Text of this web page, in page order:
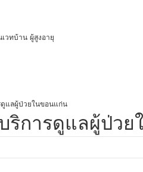
เวทบ้าน ผู้สูงอายุ
แลผู้ป่วยในขอนแก่น
การดูแลผู้ป่ว